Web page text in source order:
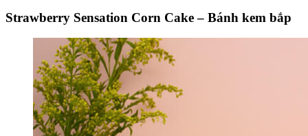
Strawberry Sensation Corn Cake – Bánh kem bắp